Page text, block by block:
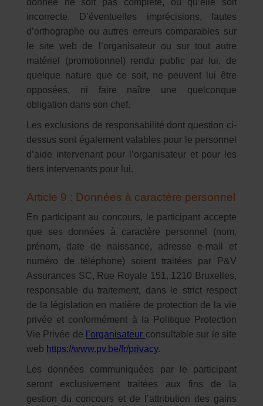
donnée ne soit pas complète, ou qu’elle soit
incorrecte. D’éventuelles imprécisions, fautes
d’orthographe ou autres erreurs comparables sur
le site web de l’organisateur ou sur tout autre
matériel (promotionnel) rendu public par lui, de
quelque nature que ce soit, ne peuvent lui être
opposées, ni faire naître une quelconque
obligation dans son chef.
Les exclusions de responsabilité dont question ci-
dessus sont également valables pour le personnel
d’aide intervenant pour l’organisateur et pour les
tiers intervenants pour lui.
Article 9 : Données à caractère personnel
En participant au concours, le participant accepte
que ses données à caractère personnel (nom,
prénom, date de naissance, adresse e-mail et
numéro de téléphone) soient traitées par P&V
Assurances SC, Rue Royale 151, 1210 Bruxelles,
responsable du traitement, dans le strict respect
de la législation en matière de protection de la vie
privée et conformément à la Politique Protection
Vie Privée de l’organisateur consultable sur le site
web https://www.pv.be/fr/privacy.
Les données communiquées par le participant
seront exclusivement traitées aux fins de la
gestion du concours et de l’attribution des gains